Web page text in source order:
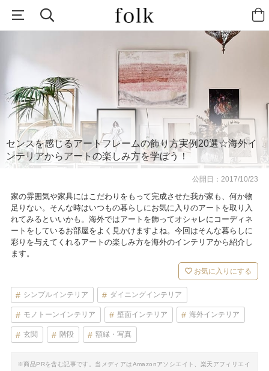
センスを感じるアートフレームの飾り方実例20選☆海外イ
ンテリアからアートの楽しみ方を学ぼう！
公開日：2017/10/23
家の雰囲気や家具にはこだわりをもって完成させた我が家も、何か物
足りない。そんな時はいつもの暮らしにお気に入りのアートを取り入
れてみるといいかも。海外ではアートを飾ってオシャレにコーディネ
ートをしているお部屋をよく見かけますよね。今回はそんな暮らしに
彩りを与えてくれるアートの楽しみ方を海外のインテリアから紹介し
ます。
お気に入りにする
シンプルインテリア ダイニングインテリア
モノトーンインテリア 壁面インテリア 海外インテリア
玄関 階段 額縁・写真
※商品PRを含む記事です。当メディアはAmazonアソシエイト、楽天アフィリエイ